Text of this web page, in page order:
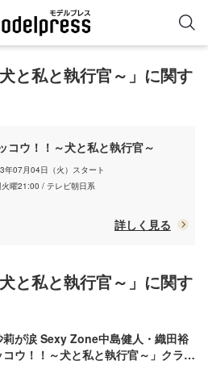
と私と執行官～」に関す
コウ！！～犬と私と執行官～
年07月04日（火）スタート
火曜21:00 / テレビ朝日系
詳しく見る
と私と執行官～」に関す
莉が涙 Sexy Zone中島健人・織田裕
ウ！！～犬と私と執行官～」クラン